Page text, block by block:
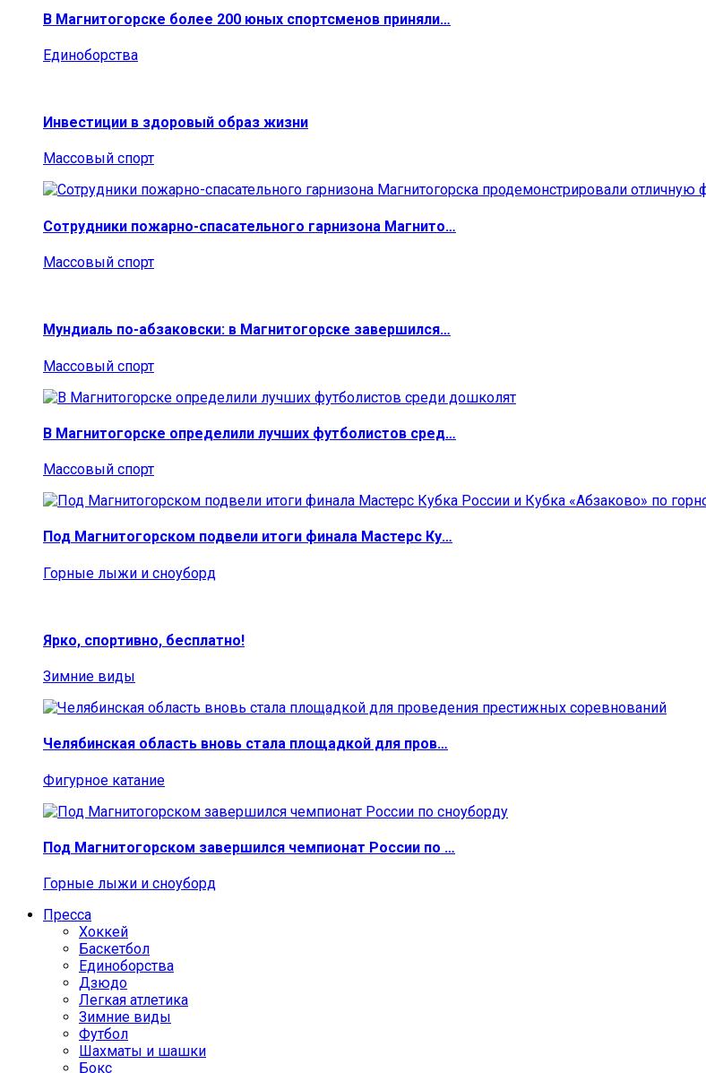
В Магнитогорске более 200 юных спортсменов приняли…
Единоборства
Инвестиции в здоровый образ жизни
Массовый спорт
Сотрудники пожарно-спасательного гарнизона Магнито…
Массовый спорт
Мундиаль по-абзаковски: в Магнитогорске завершился…
Массовый спорт
В Магнитогорске определили лучших футболистов сред…
Массовый спорт
Под Магнитогорском подвели итоги финала Мастерс Ку…
Горные лыжи и сноуборд
Ярко, спортивно, бесплатно!
Зимние виды
Челябинская область вновь стала площадкой для пров…
Фигурное катание
Под Магнитогорском завершился чемпионат России по …
Горные лыжи и сноуборд
Пресса
Хоккей
Баскетбол
Единоборства
Дзюдо
Легкая атлетика
Зимние виды
Футбол
Шахматы и шашки
Бокс